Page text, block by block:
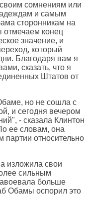
сомнениям или
и самым
сторонникам на
отмечаем конец
значение, и
который
Благодаря вам я
сказать, что я
Штатов от
но не сошла с
и сегодня вечером
- сказала Клинтон
ее словам, она
партии относительно
изложила свои
сильным
больше
Обамы оспорил это